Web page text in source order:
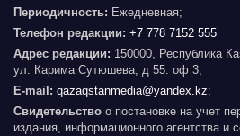
Периодичность: Ежедневная;
Телефон редакции: +7 778 7152 555
Адрес редакции: 150000, Республика
ул. Карима Сутюшева, д 55. оф 3;
E-mail: qazaqstanmedia@yandex.kz;
Свидетельство о постановке на учет
издания, информационного агентства и